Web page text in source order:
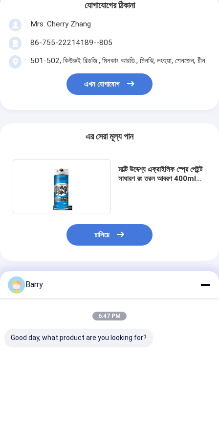
যোগাযোগের ঠিকানা
Mrs. Cherry Zhang
86-755-22214189--805
501-502, কিউরুই বিল্ডজি., মিনকাং আরডি., মিনঝি, লংহুয়া, শেনজেন, চীন
এখন যোগাযোগ
এর সেরা মূল্য পান
মাল্টি উদ্দেশ্য এক্রাইলিক স্প্রে পেইন্ট
সাধারণ রং তরল আবরণ 400ml
চালিয়ে
প্রস্তাবিত পণ্য
Barry
6:47 PM
Good day, what product are you looking for?